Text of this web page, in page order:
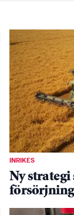
INRIKES
Ny strategi